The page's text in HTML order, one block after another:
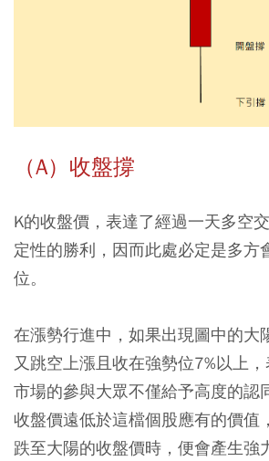
（A）收盤撐
K的收盤價，表達了經過一天多空
定性的勝利，因而此處必定是多方
位。
在漲勢行進中，如果出現圖中的大
又跳空上漲且收在強勢位7%以上
市場的參與大眾不僅給予高度的認
收盤價遠低於這檔個股應有的價值
跌至大陽的收盤價時，便會產生強